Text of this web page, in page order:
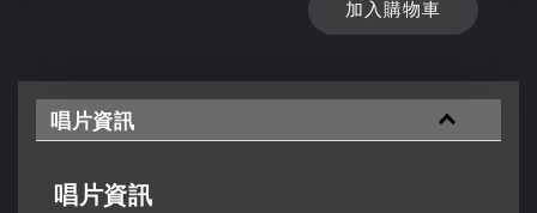
加入購物車
唱片資訊
唱片資訊